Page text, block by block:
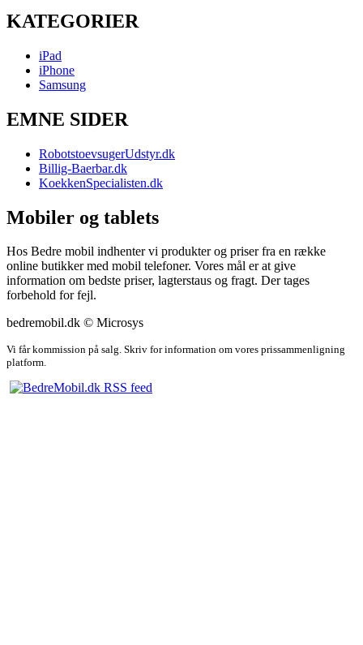
KATEGORIER
iPad
iPhone
Samsung
EMNE SIDER
RobotstoevsugerUdstyr.dk
Billig-Baerbar.dk
KoekkenSpecialisten.dk
Mobiler og tablets
Hos Bedre mobil indhenter vi produkter og priser fra en række
online butikker med mobil telefoner. Vores mål er at give
information om bedste priser, lagterstaus og fragt. Der tages
forbehold for fejl.
bedremobil.dk © Microsys
Vi får kommission på salg. Skriv for information om vores prissammenligning
platform.